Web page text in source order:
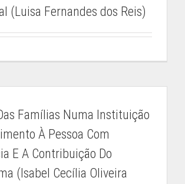
(Luisa Fernandes dos Reis)
Famílias Numa Instituição
À Pessoa Com
E A Contribuição Do
(Isabel Cecília Oliveira